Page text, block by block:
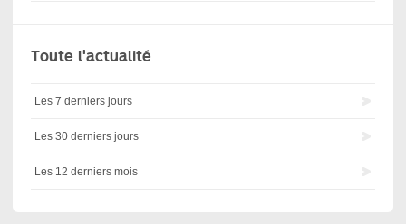
Toute l'actualité
Les 7 derniers jours
Les 30 derniers jours
Les 12 derniers mois